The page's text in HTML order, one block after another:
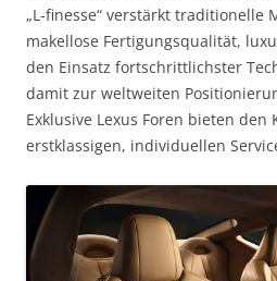
„L-finesse“ verstärkt traditionelle
makellose Fertigungsqualität,
den Einsatz fortschrittlichster
damit zur weltweiten
Exklusive Lexus Foren bieten den
erstklassigen, individuellen